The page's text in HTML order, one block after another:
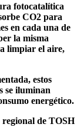
fotocatalítica
CO2 para
en cada una de
la misma
limpiar el aire,
estos
se iluminan
energético.
de TOSH